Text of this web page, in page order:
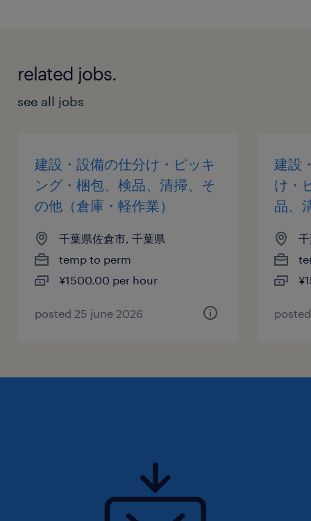
related jobs.
see all jobs
建設・設備の仕分け・ピッキ
ング・梱包、検品、清掃、そ
の他（倉庫・軽作業）
千葉県佐倉市, 千葉県
temp to perm
¥1500.00 per hour
posted 25 june 2026
建設
け・
品、